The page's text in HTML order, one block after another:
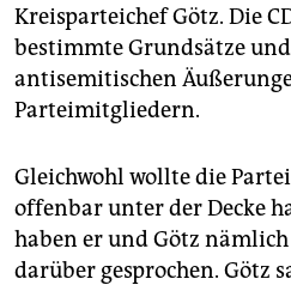
Kreisparteichef Götz. Die
bestimmte Grundsätze
antisemitischen
Parteimitgliedern.
Gleichwohl wollte die
offenbar unter der Decke
haben er und Götz nämlich
darüber gesprochen. Götz